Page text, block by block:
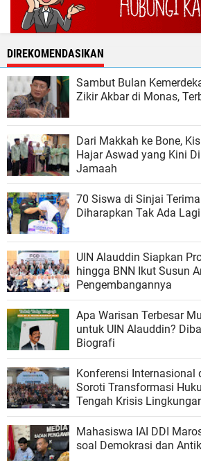
DIREKOMENDASIKAN
Sambut Bulan
Zikir Akbar di Monas,
Dari Makkah ke Bone,
Hajar Aswad yang Kini
Jamaah
70 Siswa di Sinjai
Diharapkan Tak Ada
UIN Alauddin Siapkan
hingga BNN Ikut Susun
Pengembangannya
Apa Warisan Terbesar
untuk UIN Alauddin?
Biografi
Konferensi Internasional
Soroti Transformasi
Tengah Krisis
Mahasiswa IAI DDI
soal Demokrasi dan